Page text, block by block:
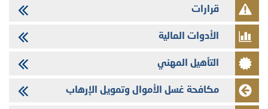
تنشر الهيئة المغربية لسوق الرساميل العدد الرابع عشر من مجلة سوق الرساميل
28/07/2026
Med Paper - تجاوز حد المساهمة 5%
24/07/2026
سندات شركات التمويل
24/07/2026
قرارات
الأدوات المالية
التأهيل المهني
مكافحة غسل الأموال وتمويل الإرهاب